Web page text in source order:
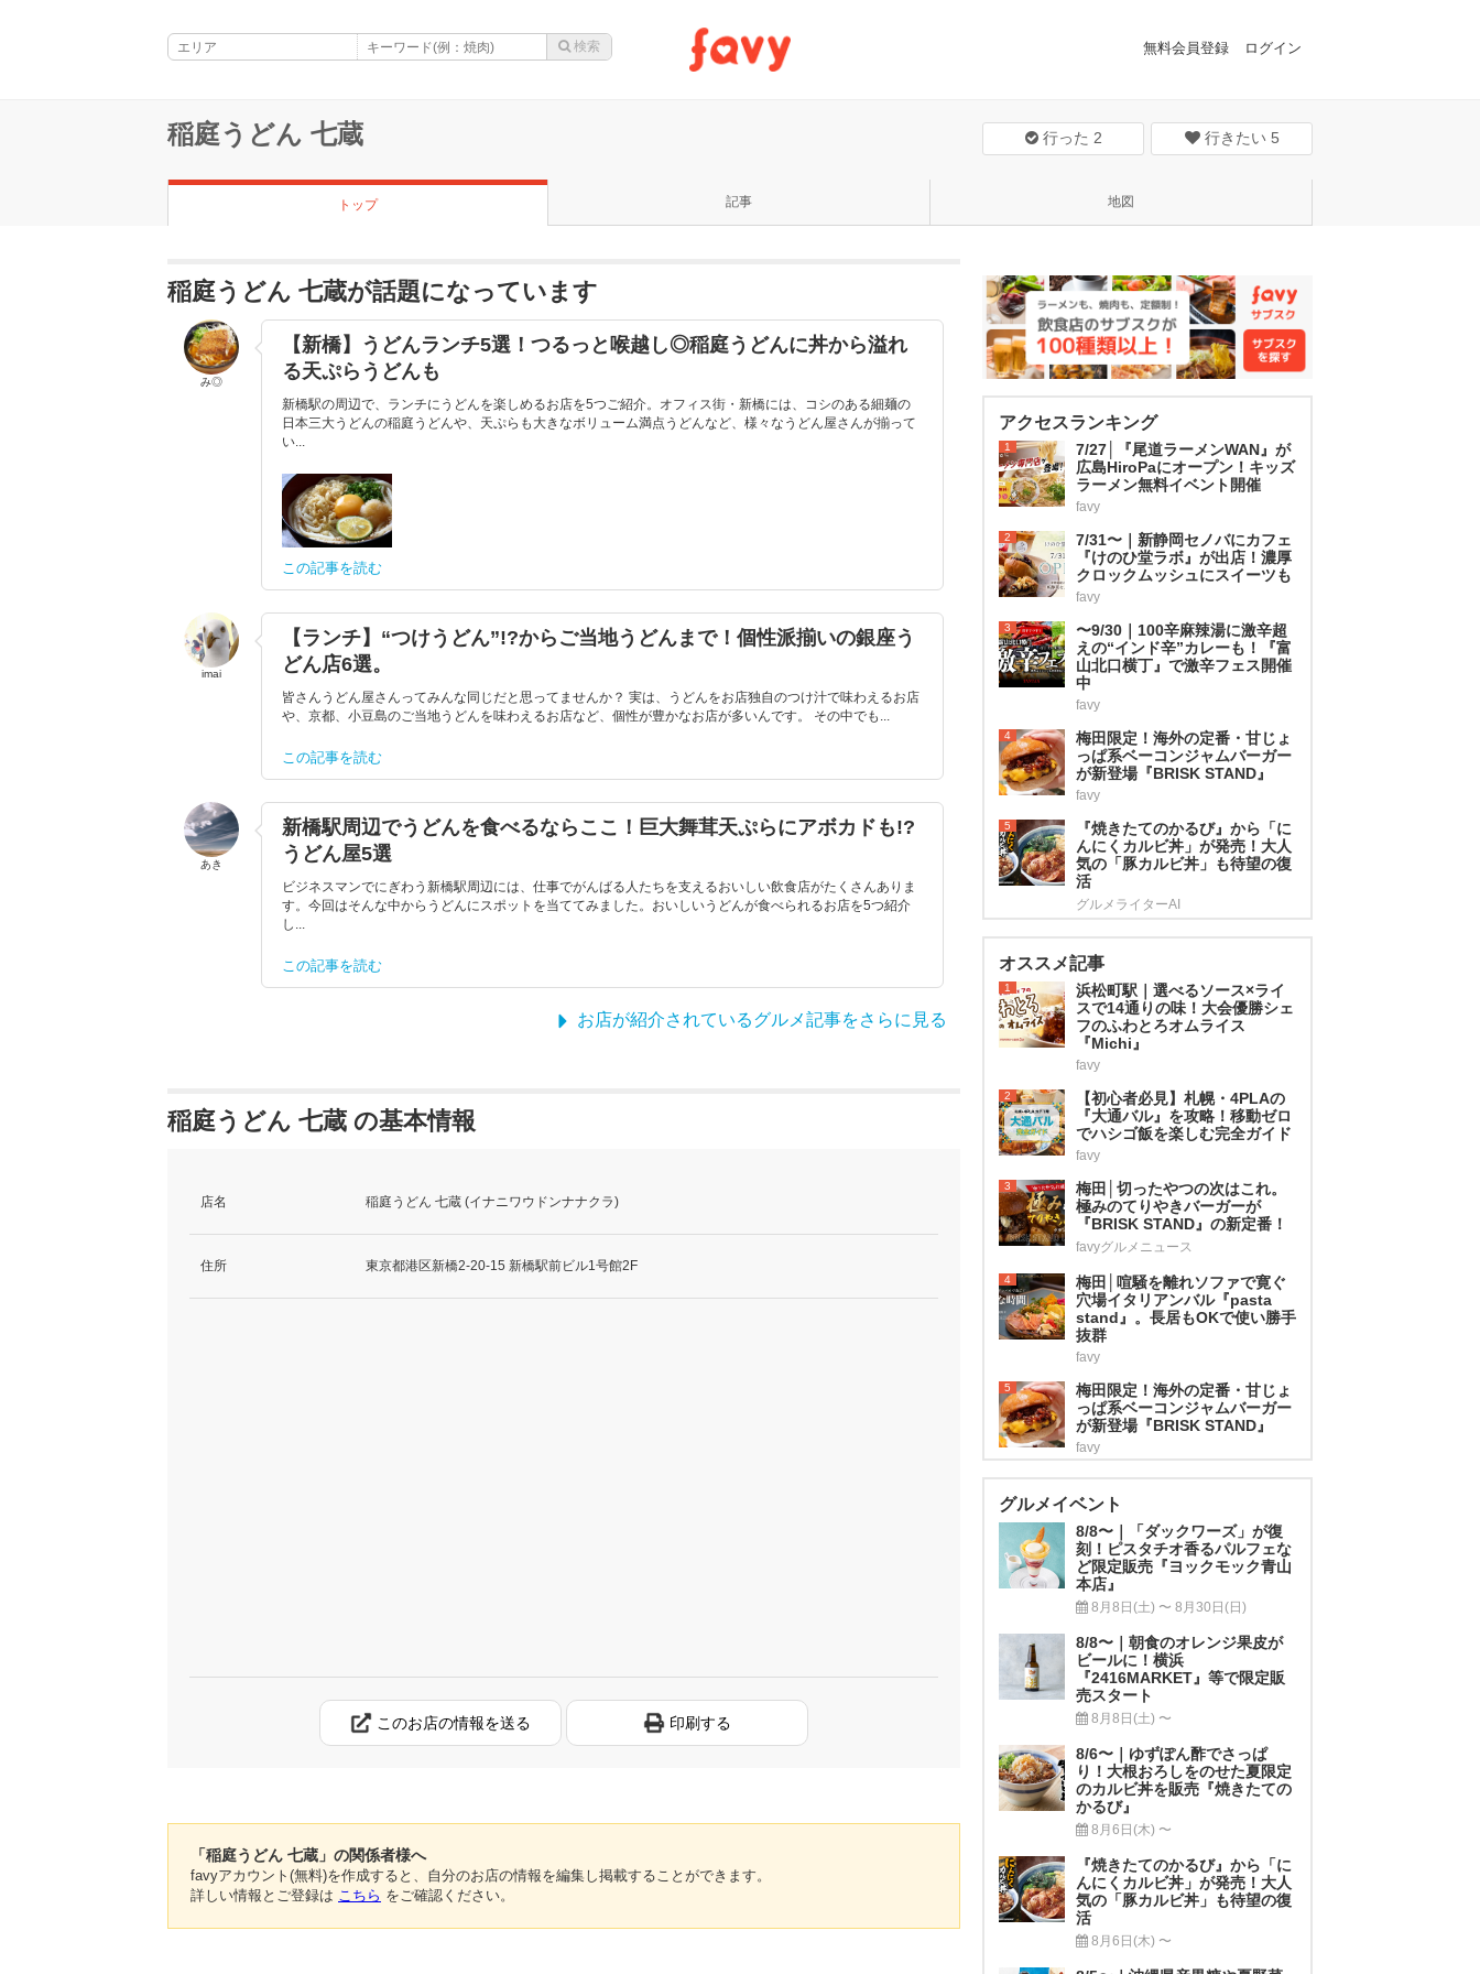
無料会員登録 ログイン
稲庭うどん 七蔵 行った 2 行きたい 5
トップ 記事 地図
稲庭うどん 七蔵が話題になっています
み◎
【新橋】うどんランチ5選！つるっと喉越し◎稲庭うどんに丼から溢れ
る天ぷらうどんも
新橋駅の周辺で、ランチにうどんを楽しめるお店を5つご紹介。オフィス街・新橋には、コシのある細麺の
日本三大うどんの稲庭うどんや、天ぷらも大きなボリューム満点うどんなど、様々なうどん屋さんが揃って
い...
この記事を読む
imai
【ランチ】“つけうどん”!?からご当地うどんまで！個性派揃いの銀座う
どん店6選。
皆さんうどん屋さんってみんな同じだと思ってませんか？ 実は、うどんをお店独自のつけ汁で味わえるお店
や、京都、小豆島のご当地うどんを味わえるお店など、個性が豊かなお店が多いんです。 その中でも...
この記事を読む
あき
新橋駅周辺でうどんを食べるならここ！巨大舞茸天ぷらにアボカドも!?
うどん屋5選
ビジネスマンでにぎわう新橋駅周辺には、仕事でがんばる人たちを支えるおいしい飲食店がたくさんありま
す。今回はそんな中からうどんにスポットを当ててみました。おいしいうどんが食べられるお店を5つ紹介
し...
この記事を読む
お店が紹介されているグルメ記事をさらに見る
稲庭うどん 七蔵 の基本情報
店名 稲庭うどん 七蔵 (イナニワウドンナナクラ)
住所 東京都港区新橋2-20-15 新橋駅前ビル1号館2F
このお店の情報を送る 印刷する
「稲庭うどん 七蔵」の関係者様へ
favyアカウント(無料)を作成すると、自分のお店の情報を編集し掲載することができます。
詳しい情報とご登録は こちら をご確認ください。
アクセスランキング
1
7/27│『尾道ラーメンWAN』が
広島HiroPaにオープン！キッズ
ラーメン無料イベント開催
favy
2
7/31〜｜新静岡セノバにカフェ
『けのひ堂ラボ』が出店！濃厚
クロックムッシュにスイーツも
favy
3
〜9/30｜100辛麻辣湯に激辛超
えの“インド辛”カレーも！『富
山北口横丁』で激辛フェス開催
中
favy
4
梅田限定！海外の定番・甘じょ
っぱ系ベーコンジャムバーガー
が新登場『BRISK STAND』
favy
5
『焼きたてのかるび』から「に
んにくカルビ丼」が発売！大人
気の「豚カルビ丼」も待望の復
活
グルメライターAI
オススメ記事
1
浜松町駅｜選べるソース×ライ
スで14通りの味！大会優勝シェ
フのふわとろオムライス
『Michi』
favy
2
【初心者必見】札幌・4PLAの
『大通バル』を攻略！移動ゼロ
でハシゴ飯を楽しむ完全ガイド
favy
3
梅田│切ったやつの次はこれ。
極みのてりやきバーガーが
『BRISK STAND』の新定番！
favyグルメニュース
4
梅田│喧騒を離れソファで寛ぐ
穴場イタリアンバル『pasta
stand』。長居もOKで使い勝手
抜群
favy
5
梅田限定！海外の定番・甘じょ
っぱ系ベーコンジャムバーガー
が新登場『BRISK STAND』
favy
グルメイベント
8/8〜｜「ダックワーズ」が復
刻！ピスタチオ香るパルフェな
ど限定販売『ヨックモック青山
本店』
8月8日(土) 〜 8月30日(日)
8/8〜｜朝食のオレンジ果皮が
ビールに！横浜
『2416MARKET』等で限定販
売スタート
8月8日(土) 〜
8/6〜｜ゆずぽん酢でさっぱ
り！大根おろしをのせた夏限定
のカルビ丼を販売『焼きたての
かるび』
8月6日(木) 〜
『焼きたてのかるび』から「に
んにくカルビ丼」が発売！大人
気の「豚カルビ丼」も待望の復
活
8月6日(木) 〜